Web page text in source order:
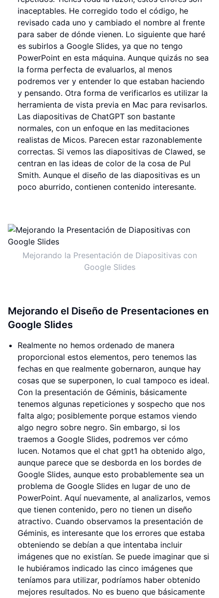
inaceptables. He corregido todo el código, he
revisado cada uno y cambiado el nombre al frente
para saber de dónde vienen. Lo siguiente que haré
es subirlos a Google Slides, ya que no tengo
PowerPoint en esta máquina. Aunque quizás no sea
la forma perfecta de evaluarlos, al menos
podremos ver y entender lo que estaban haciendo
y pensando. Otra forma de verificarlos es utilizar la
herramienta de vista previa en Mac para revisarlos.
Las diapositivas de ChatGPT son bastante
normales, con un enfoque en las meditaciones
realistas de Micos. Parecen estar razonablemente
correctas. Si vemos las diapositivas de Clawed, se
centran en las ideas de color de la cosa de Pul
Smith. Aunque el diseño de las diapositivas es un
poco aburrido, contienen contenido interesante.
Mejorando la Presentación de Diapositivas con
Google Slides
Mejorando el Diseño de Presentaciones en
Google Slides
Realmente no hemos ordenado de manera
proporcional estos elementos, pero tenemos las
fechas en que realmente gobernaron, aunque hay
cosas que se superponen, lo cual tampoco es ideal.
Con la presentación de Géminis, básicamente
tenemos algunas repeticiones y sospecho que nos
falta algo; posiblemente porque estamos viendo
algo negro sobre negro. Sin embargo, si los
traemos a Google Slides, podremos ver cómo
lucen. Notamos que el chat gpt1 ha obtenido algo,
aunque parece que se desborda en los bordes de
Google Slides, aunque esto probablemente sea un
problema de Google Slides en lugar de uno de
PowerPoint. Aquí nuevamente, al analizarlos, vemos
que tienen contenido, pero no tienen un diseño
atractivo. Cuando observamos la presentación de
Géminis, es interesante que los errores que estaba
obteniendo se debían a que intentaba incluir
imágenes que no existían. Se puede imaginar que si
le hubiéramos indicado las cinco imágenes que
teníamos para utilizar, podríamos haber obtenido
mejores resultados. No es bueno que básicamente